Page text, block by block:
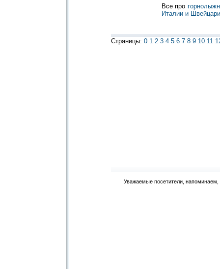
Все про
Италии и
Страницы: 0 1 2 3 4 5 6 7 8 9 10 11
Уважаемые посетители, напоминаем,